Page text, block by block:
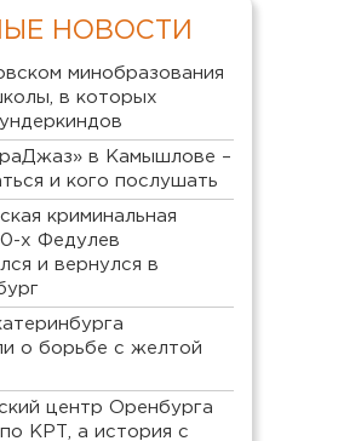
НОВОСТИ
минобразования
в которых
в Камышлове –
и кого послушать
криминальная
х Федулев
и вернулся в
о борьбе с желтой
центр Оренбурга
КРТ, а история с